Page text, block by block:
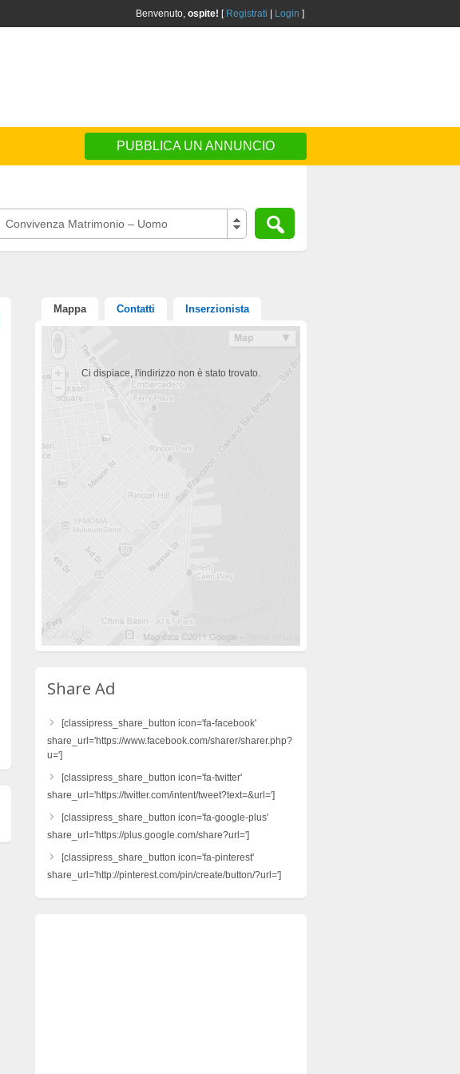
Benvenuto, ospite! [ Registrati Login ]
PUBBLICA UN ANNUNCIO
Convivenza Matrimonio – Uomo
Mappa Contatti Inserzionista
Ci dispiace, l'indirizzo non è stato trovato.
Share Ad
[classipress_share_button icon='fa-facebook'
share_url='https://www.facebook.com/sharer/sharer.php?
u=']
[classipress_share_button icon='fa-twitter'
share_url='https://twitter.com/intent/tweet?text=&url=']
[classipress_share_button icon='fa-google-plus'
share_url='https://plus.google.com/share?url=']
[classipress_share_button icon='fa-pinterest'
share_url='http://pinterest.com/pin/create/button/?url=']